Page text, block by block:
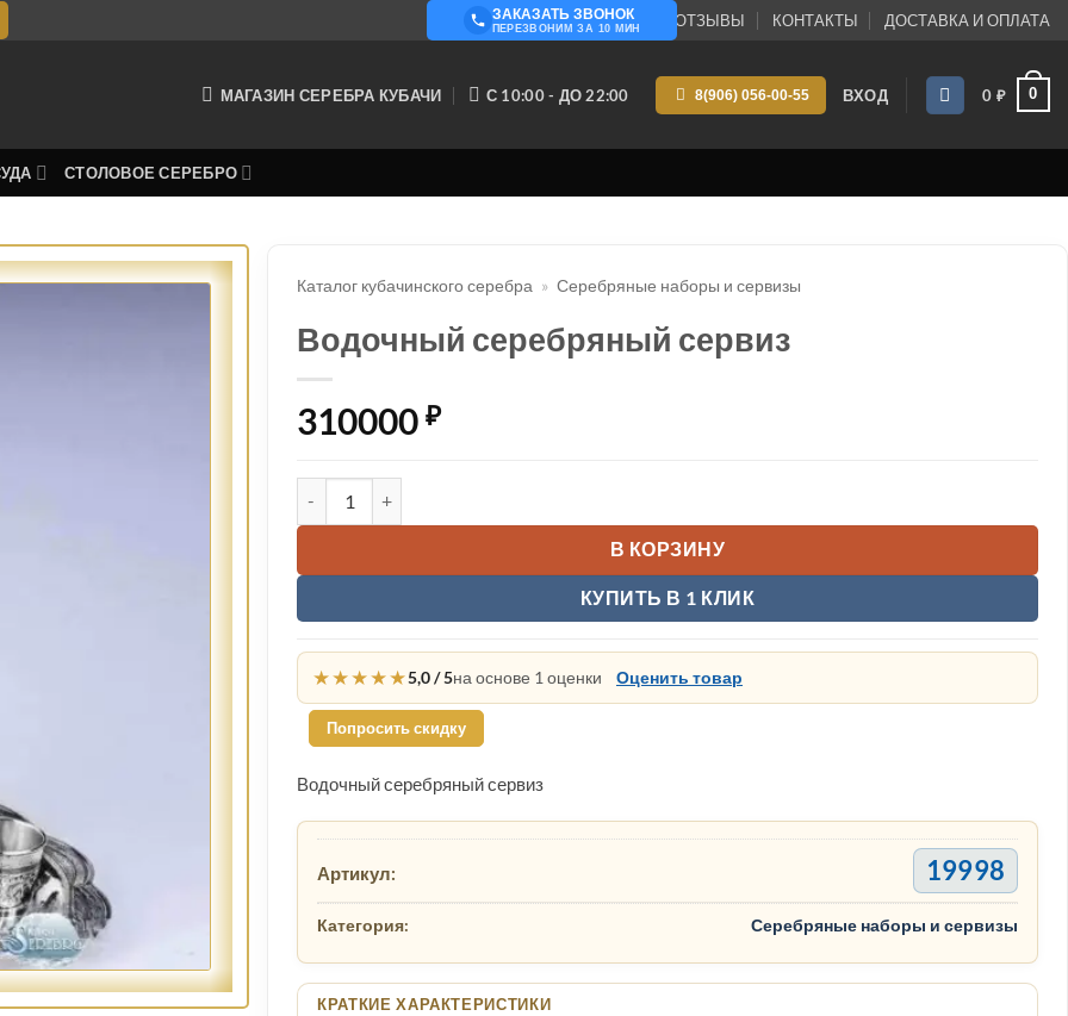
ЗАКАЗАТЬ ЗВОНОК
ПЕРЕЗВОНИМ ЗА 10 МИН
О КОМПАНИИ БЛОГ ОТЗЫВЫ КОНТАКТЫ ДОСТАВКА И ОПЛАТА
МАГАЗИН СЕРЕБРА КУБАЧИ С 10:00 - ДО 22:00 8(906) 056-00-55 ВХОД 0 ₽ 0
СТОЛОВОЕ СЕРЕБРО
Каталог кубачинского серебра » Серебряные наборы и сервизы
Водочный серебряный сервиз
310000 ₽
Количество товара Водочный серебряный сервиз
В КОРЗИНУ
КУПИТЬ В 1 КЛИК
★★★★★5,0 / 5на основе 1 оценки Оценить товар
Попросить скидку
Водочный серебряный сервиз
Артикул: 19998
Категория: Серебряные наборы и сервизы
КРАТКИЕ ХАРАКТЕРИСТИКИ